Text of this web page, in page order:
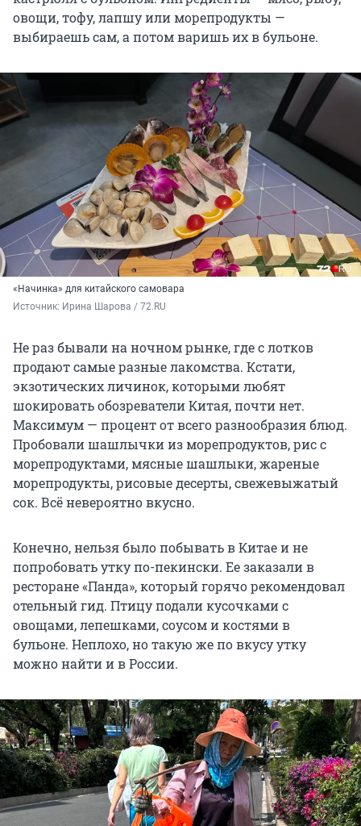
овощи, тофу, лапшу или морепродукты —
выбираешь сам, а потом варишь их в бульоне.
«Начинка» для китайского самовара
Источник: Ирина Шарова / 72.RU
Не раз бывали на ночном рынке, где с лотков
продают самые разные лакомства. Кстати,
экзотических личинок, которыми любят
шокировать обозреватели Китая, почти нет.
Максимум — процент от всего разнообразия блюд.
Пробовали шашлычки из морепродуктов, рис с
морепродуктами, мясные шашлыки, жареные
морепродукты, рисовые десерты, свежевыжатый
сок. Всё невероятно вкусно.
Конечно, нельзя было побывать в Китае и не
попробовать утку по-пекински. Ее заказали в
ресторане «Панда», который горячо рекомендовал
отельный гид. Птицу подали кусочками с
овощами, лепешками, соусом и костями в
бульоне. Неплохо, но такую же по вкусу утку
можно найти и в России.